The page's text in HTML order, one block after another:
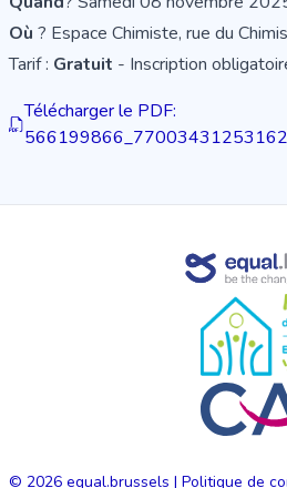
Où ? Espace Chimiste, rue du
Tarif : Gratuit - Inscription
Télécharger le PDF:
© 2026 equal.brussels | Politique de